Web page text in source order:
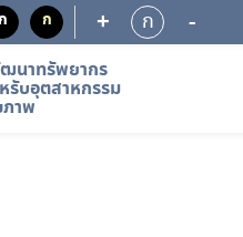
ก + ก -
นาทรัพยากร
รับอุตสาหกรรม
าพ